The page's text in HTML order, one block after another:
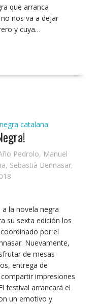
que arranca
nos va a dejar
y cuya…
catalana
Pedrolo, Manuel
, Sebastià Bennasar,
la novela negra
su sexta edición los
por el
Nuevamente,
de mesas
entrega de
impresiones
festival arrancará el
un emotivo y